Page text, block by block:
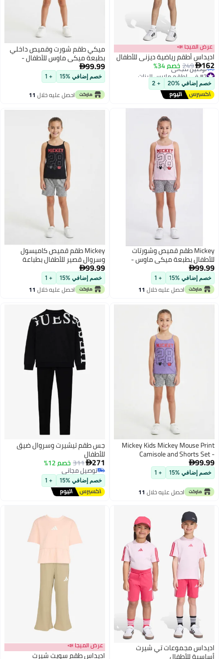
عرض الميجا 📣
اديداس أطقم رياضية ديزني للأطفال
162
249 خصم 34%
#7 في اطقم ملابس البنات
أقل سعر في 7 يوم
توصيل مجاني
#7 في اطقم ملابس البنات
خصم إضافي %20 + 2
ميكي طقم شورت وقميص داخلي
بطبعة ميكي ماوس للأطفال -
أبيض/رمادي
99.99
خصم إضافي %15 + 1
احصل عليه خلال 11
Mickey طقم قميص وشورتات
للأطفال بطبعة ميكي ماوس -
وردي/رمادي
99.99
خصم إضافي %15 + 1
احصل عليه خلال 11
Mickey طقم قميص كاميسول
وسروال قصير للأطفال بطباعة
ميكي ماوس - أسود/رمادي
99.99
خصم إضافي %15 + 1
احصل عليه خلال 11
Mickey Kids Mickey Mouse Print
Camisole and Shorts Set -
Purple/Grey
99.99
خصم إضافي %15 + 1
احصل عليه خلال 11
جس طقم تيشيرت وسروال ضيق
للأطفال
271
311 خصم 12%
توصيل مجاني
توصيل مجاني
خصم إضافي %15 + 1
اديداس مجموعات تي شيرت
أساسية للأطفال
عرض الميجا 📣
اديداس طقم سويت شيرت